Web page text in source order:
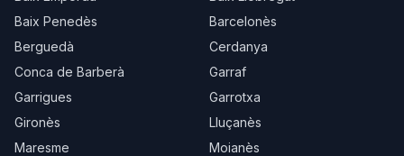
Baix Penedès
Barcelonès
Berguedà
Cerdanya
Conca de Barberà
Garraf
Garrigues
Garrotxa
Gironès
Lluçanès
Maresme
Moianès